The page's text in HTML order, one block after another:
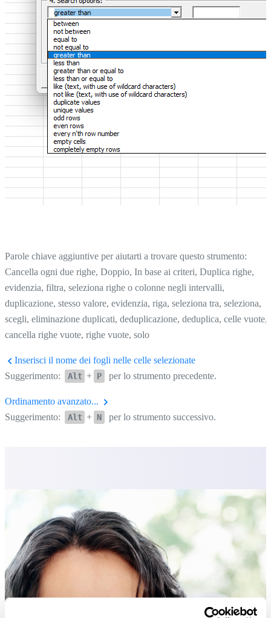
Parole chiave aggiuntive per aiutarti a trovare questo strumento:
Cancella ogni due righe, Doppio, In base ai criteri, Duplica righe,
evidenzia, filtra, seleziona righe o colonne negli intervalli,
duplicazione, stesso valore, evidenzia, riga, seleziona tra, seleziona,
scegli, eliminazione duplicati, deduplicazione, deduplica, celle vuote,
cancella righe vuote, righe vuote, solo
Inserisci il nome dei fogli nelle celle selezionate
Suggerimento:
Alt + P per lo strumento precedente.
Ordinamento avanzato...
Suggerimento:
Alt + N per lo strumento successivo.